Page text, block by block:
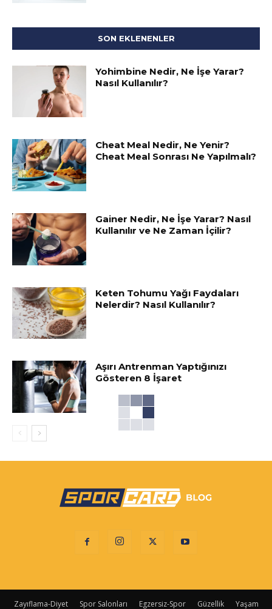
SON EKLENENLER
Yohimbine Nedir, Ne İşe Yarar?
Nasıl Kullanılır?
Cheat Meal Nedir, Ne Yenir?
Cheat Meal Sonrası Ne Yapılmalı?
Gainer Nedir, Ne İşe Yarar? Nasıl
Kullanılır ve Ne Zaman İçilir?
Keten Tohumu Yağı Faydaları
Nelerdir? Nasıl Kullanılır?
Aşırı Antrenman Yaptığınızı
Gösteren 8 İşaret
Zayıflama-Diyet Spor Salonları Egzersiz-Spor Güzellik Yaşam